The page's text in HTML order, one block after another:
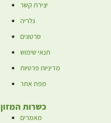
יצירת קשר
גלריה
סרטונים
תנאי שימוש
מדיניות פרטיות
מפת אתר
כשרות המזון
מאמרים